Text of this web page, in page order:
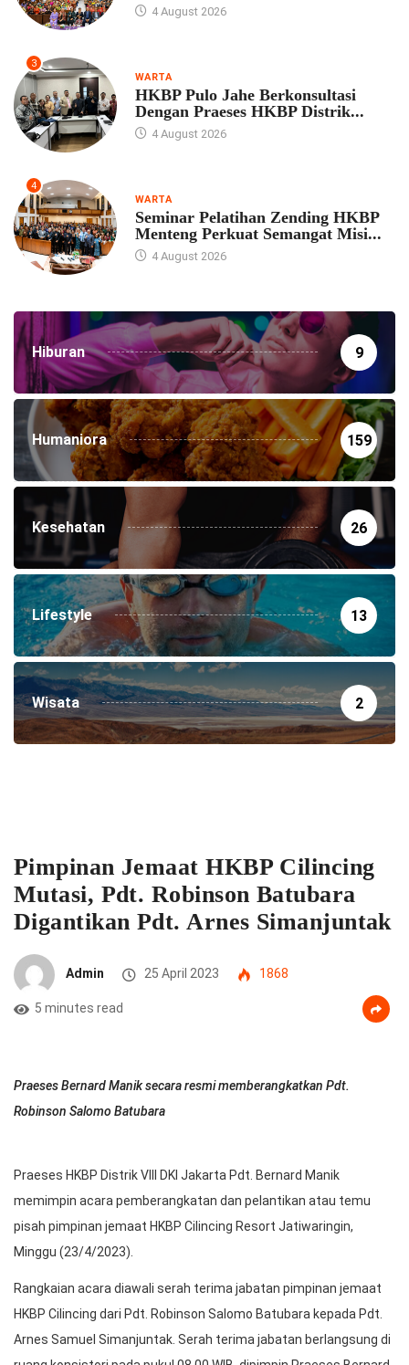
4 August 2026
3
WARTA
HKBP Pulo Jahe Berkonsultasi
Dengan Praeses HKBP Distrik...
4 August 2026
4
WARTA
Seminar Pelatihan Zending HKBP
Menteng Perkuat Semangat Misi...
4 August 2026
Hiburan 9
Humaniora 159
Kesehatan 26
Lifestyle 13
Wisata 2
Pimpinan Jemaat HKBP Cilincing
Mutasi, Pdt. Robinson Batubara
Digantikan Pdt. Arnes Simanjuntak
Admin 25 April 2023 1868
5 minutes read
Praeses Bernard Manik secara resmi memberangkatkan Pdt.
Robinson Salomo Batubara